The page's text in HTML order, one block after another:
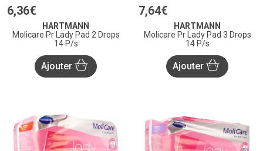
6,36€
HARTMANN
Molicare Pr Lady Pad 2 Drops
14 P/s
Ajouter
7,64€
HARTMANN
Molicare Pr Lady Pad 3 Drops
14 P/s
Ajouter